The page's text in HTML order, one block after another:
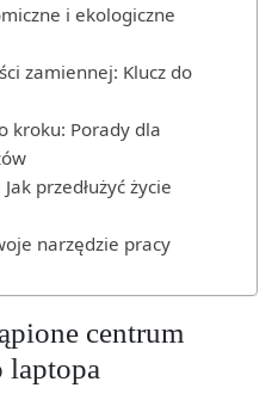
i ekologiczne
zamiennej: Klucz do
kroku: Porady dla
przedłużyć życie
narzędzie pracy
centrum
laptopa